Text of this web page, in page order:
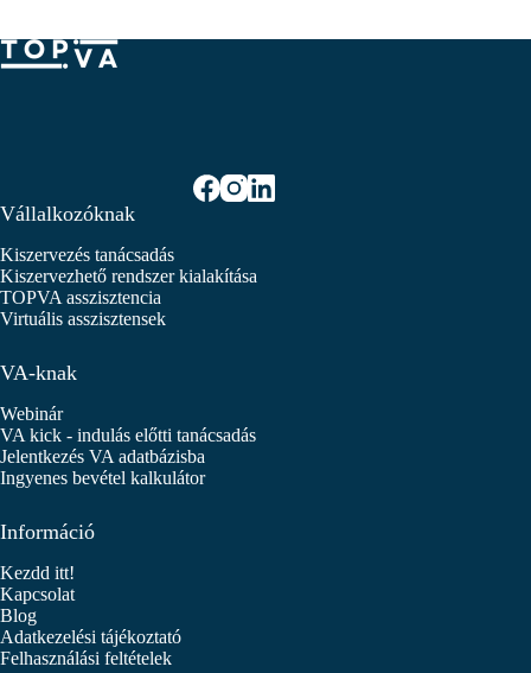
Vállalkozóknak
Kiszervezés tanácsadás
Kiszervezhető rendszer kialakítása
TOPVA asszisztencia
Virtuális asszisztensek
VA-knak
Webinár
VA kick - indulás előtti tanácsadás
Jelentkezés VA adatbázisba
Ingyenes bevétel kalkulátor
Információ
Kezdd itt!
Kapcsolat
Blog
Adatkezelési tájékoztató
Felhasználási feltételek